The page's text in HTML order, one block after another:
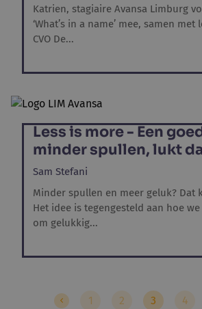
Katrien, stagiaire Avansa Limburg
‘What’s in a name’ mee, samen
CVO De...
Less is more - Een
minder spullen, lukt
Sam Stefani
Minder spullen en meer geluk? Dat
Het idee is tegengesteld aan hoe
om gelukkig...
1 2 3 4